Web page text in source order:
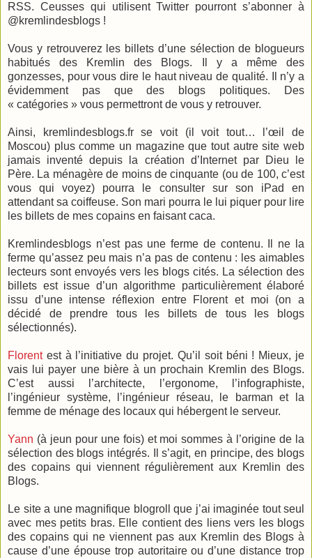
RSS. Ceusses qui utilisent Twitter pourront s’abonner à
@kremlindesblogs !
Vous y retrouverez les billets d’une sélection de blogueurs
habitués des Kremlin des Blogs. Il y a même des
gonzesses, pour vous dire le haut niveau de qualité. Il n’y a
évidemment pas que des blogs politiques. Des
« catégories » vous permettront de vous y retrouver.
Ainsi, kremlindesblogs.fr se voit (il voit tout… l’œil de
Moscou) plus comme un magazine que tout autre site web
jamais inventé depuis la création d’Internet par Dieu le
Père. La ménagère de moins de cinquante (ou de 100, c’est
vous qui voyez) pourra le consulter sur son iPad en
attendant sa coiffeuse. Son mari pourra le lui piquer pour lire
les billets de mes copains en faisant caca.
Kremlindesblogs n’est pas une ferme de contenu. Il ne la
ferme qu’assez peu mais n’a pas de contenu : les aimables
lecteurs sont envoyés vers les blogs cités. La sélection des
billets est issue d’un algorithme particulièrement élaboré
issu d’une intense réflexion entre Florent et moi (on a
décidé de prendre tous les billets de tous les blogs
sélectionnés).
Florentest à l’initiative du projet. Qu’il soit béni ! Mieux, je
vais lui payer une bière à un prochain Kremlin des Blogs.
C’est aussi l’architecte, l’ergonome, l’infographiste,
l’ingénieur système, l’ingénieur réseau, le barman et la
femme de ménage des locaux qui hébergent le serveur.
Yann (à jeun pour une fois) et moi sommes à l’origine de la
sélection des blogs intégrés. Il s’agit, en principe, des blogs
des copains qui viennent régulièrement aux Kremlin des
Blogs.
Le site a une magnifique blogroll que j’ai imaginée tout seul
avec mes petits bras. Elle contient des liens vers les blogs
des copains qui ne viennent pas aux Kremlin des Blogs à
cause d’une épouse trop autoritaire ou d’une distance trop